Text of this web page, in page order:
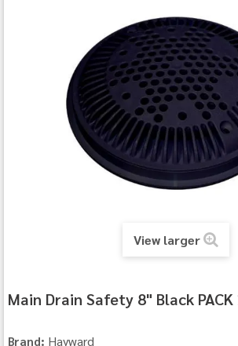
View larger
Main Drain Safety 8" Black PACK
Brand: Hayward